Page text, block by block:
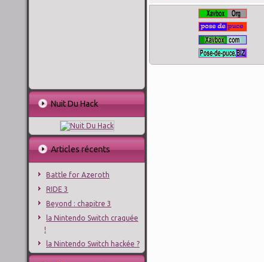
Nuit Du Hack
Articles récents
Battle for Azeroth
RIDE 3
Beyond : chapitre 3
la Nintendo Switch craquée
!
la Nintendo Switch hackée ?